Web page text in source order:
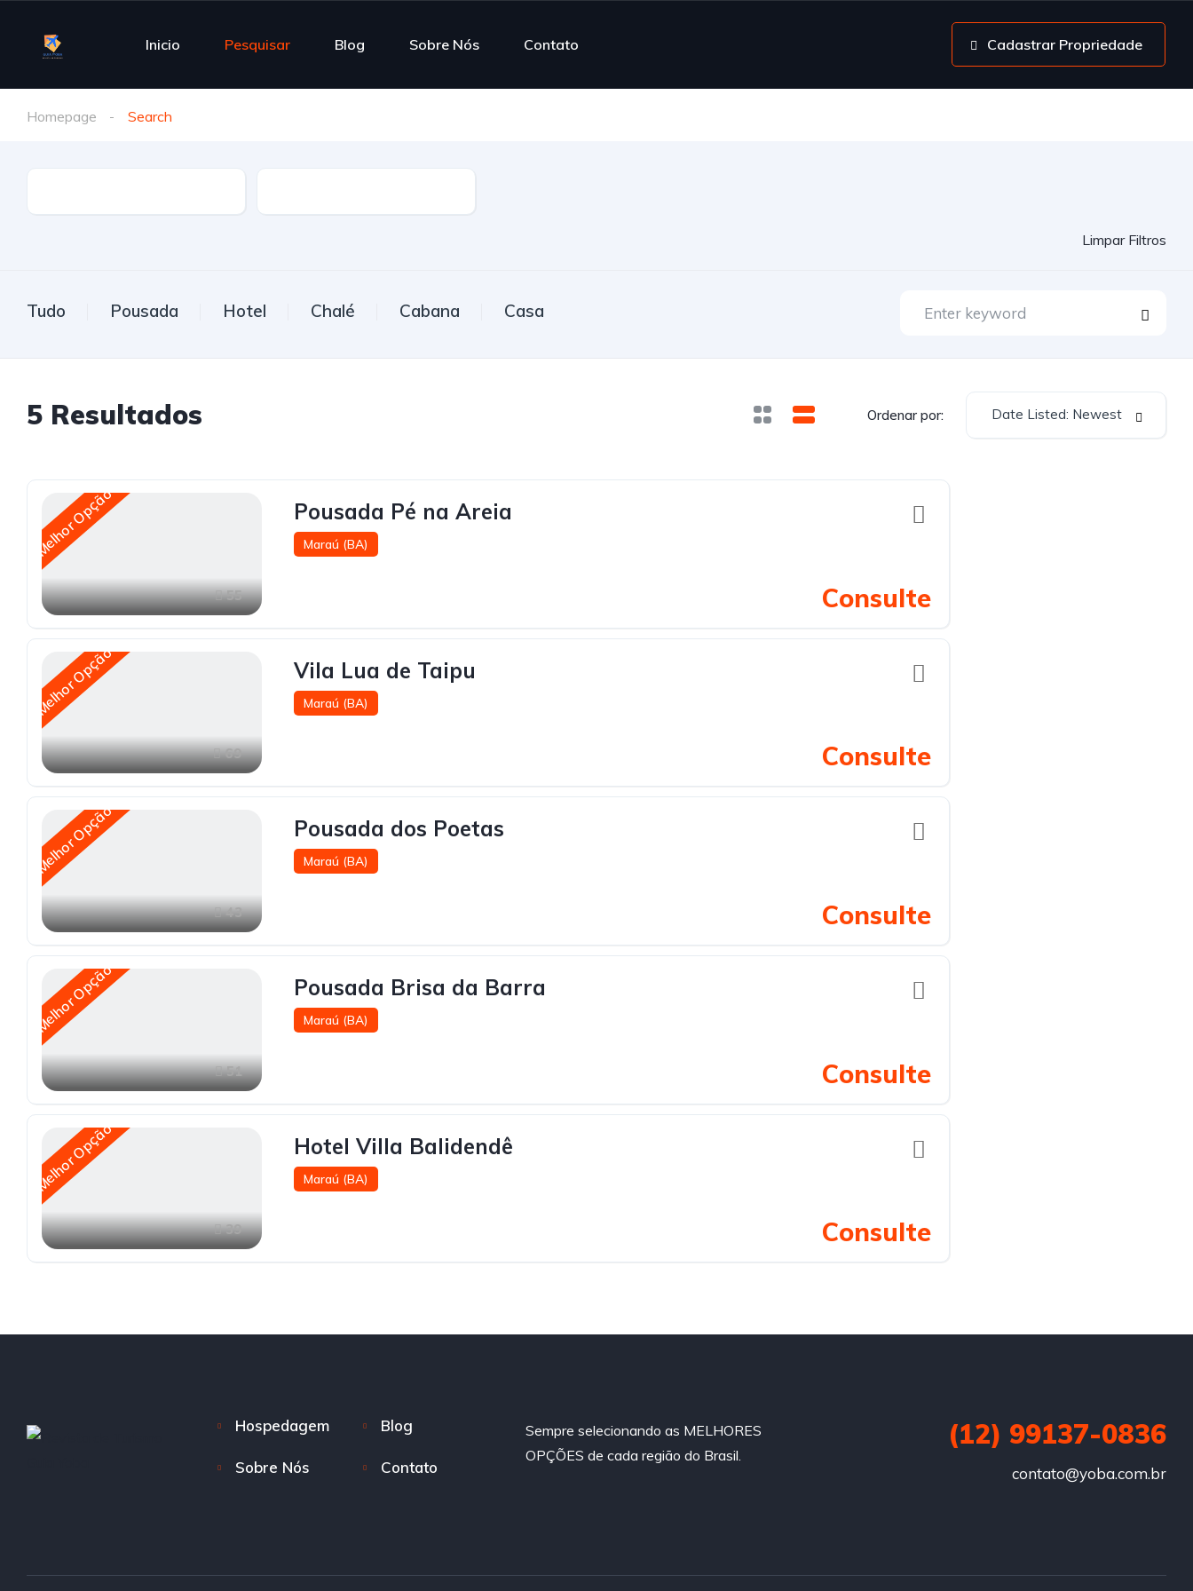
Inicio Pesquisar Blog Sobre Nós Contato Cadastrar Propriedade
Homepage Search
Limpar Filtros
Tudo Pousada Hotel Chalé Cabana Casa
5 Resultados Ordenar por: Date Listed: Newest
Melhor Opção
55
Pousada Pé na Areia
Maraú (BA)
Consulte
Melhor Opção
69
Vila Lua de Taipu
Maraú (BA)
Consulte
Melhor Opção
43
Pousada dos Poetas
Maraú (BA)
Consulte
Melhor Opção
51
Pousada Brisa da Barra
Maraú (BA)
Consulte
Melhor Opção
39
Hotel Villa Balidendê
Maraú (BA)
Consulte
Hospedagem Blog
Sobre Nós Contato
Sempre selecionando as MELHORES
OPÇÕES de cada região do Brasil.
(12) 99137-0836
contato@yoba.com.br